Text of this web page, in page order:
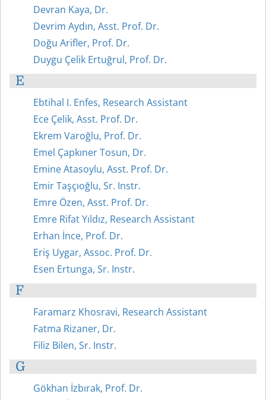
Devran Kaya, Dr.
Devrim Aydın, Asst. Prof. Dr.
Doğu Arifler, Prof. Dr.
Duygu Çelik Ertuğrul, Prof. Dr.
E
Ebtihal I. Enfes, Research Assistant
Ece Çelik, Asst. Prof. Dr.
Ekrem Varoğlu, Prof. Dr.
Emel Çapkıner Tosun, Dr.
Emine Atasoylu, Asst. Prof. Dr.
Emir Taşçıoğlu, Sr. Instr.
Emre Özen, Asst. Prof. Dr.
Emre Rifat Yıldız, Research Assistant
Erhan İnce, Prof. Dr.
Eriş Uygar, Assoc. Prof. Dr.
Esen Ertunga, Sr. Instr.
F
Faramarz Khosravi, Research Assistant
Fatma Rizaner, Dr.
Filiz Bilen, Sr. Instr.
G
Gökhan İzbırak, Prof. Dr.